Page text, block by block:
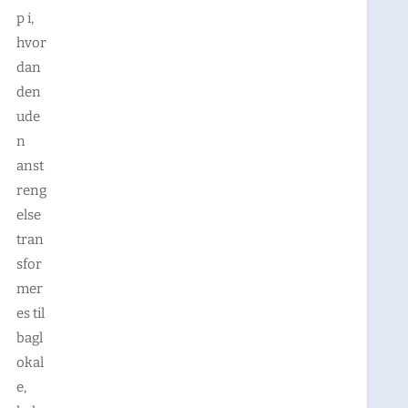
p i,
hvor
dan
den
ude
n
anst
reng
else
tran
sfor
mer
es til
bagl
okal
e,